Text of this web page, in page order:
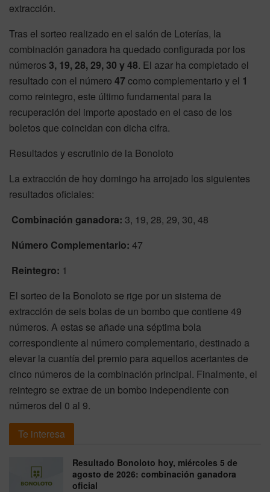
extracción.
Tras el sorteo realizado en el salón de Loterías, la
combinación ganadora ha quedado configurada por los
números 3, 19, 28, 29, 30 y 48. El azar ha completado el
resultado con el número 47como complementario y el 1
como reintegro, este último fundamental para la
recuperación del importe apostado en el caso de los
boletos que coincidan con dicha cifra.
Resultados y escrutinio de la Bonoloto
La extracción de hoy domingo ha arrojado los siguientes
resultados oficiales:
Combinación ganadora: 3, 19, 28, 29, 30, 48
Número Complementario: 47
Reintegro: 1
El sorteo de la Bonoloto se rige por un sistema de
extracción de seis bolas de un bombo que contiene 49
números. A estas se añade una séptima bola
correspondiente al número complementario, destinado a
elevar la cuantía del premio para aquellos acertantes de
cinco números de la combinación principal. Finalmente, el
reintegro se extrae de un bombo independiente con
números del 0 al 9.
Te interesa
Resultado Bonoloto hoy, miércoles 5 de
agosto de 2026: combinación ganadora
oficial